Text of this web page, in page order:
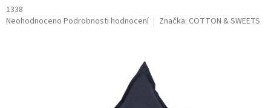
1338
Průměrné
Neohodnoceno Podrobnosti hodnocení Značka: COTTON & SWEETS